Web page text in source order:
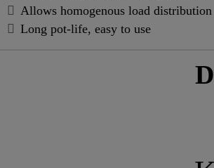
Allows homogenous load distribution
Long pot-life, easy to use